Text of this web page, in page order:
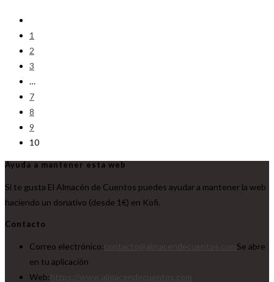
1
2
3
…
7
8
9
10
Ayuda a mantener esta web
Si te gusta El Almacén de Cuentos puedes ayudar a mantener la web
haciendo un donativo (desde 1€) en Kofi.
Contacto
Correo electrónico:
Se abre
en tu aplicación
Web: